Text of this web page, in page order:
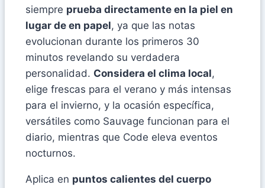
siempre prueba directamente en la piel en
lugar de en papel, ya que las notas
evolucionan durante los primeros 30
minutos revelando su verdadera
personalidad. Considera el clima local,
elige frescas para el verano y más intensas
para el invierno, y la ocasión específica,
versátiles como Sauvage funcionan para el
diario, mientras que Code eleva eventos
nocturnos.
Aplica en puntos calientes del cuerpo